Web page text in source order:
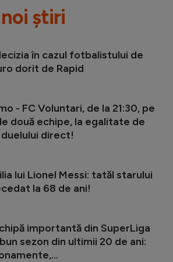
știri
în cazul fotbalistului de
dorit de Rapid
- FC Voluntari, de la 21:30, pe
două echipe, la egalitate de
direct!
lui Lionel Messi: tatăl starului
la 68 de ani!
importantă din SuperLiga
sezon din ultimii 20 de ani: